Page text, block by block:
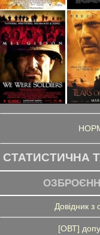
СТАТИСТИЧНА
Довідник з
[ОВТ]